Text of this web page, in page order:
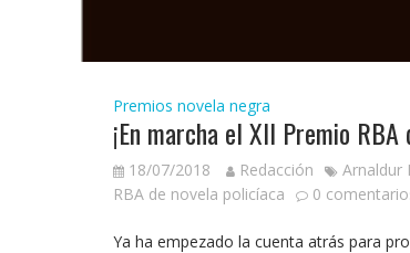
Premios novela negra
¡En marcha el XII Premio
18/07/2018 Redacción Arnaldur
RBA de novela policíaca
0
Ya ha empezado la cuenta atrás para